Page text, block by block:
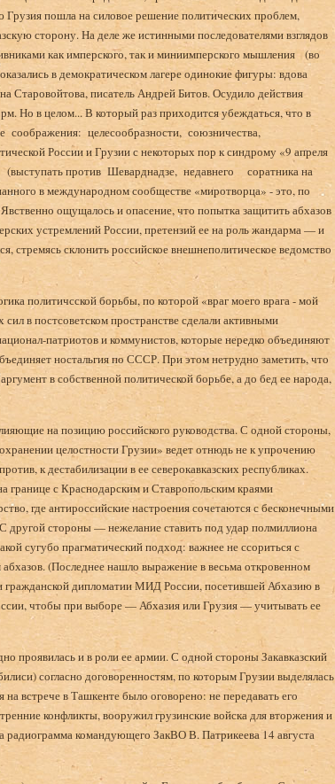
пошла на си­ловое решение политических проблем,
сторону. На деле же истин­ными последователями взглядов
как имперского, так и миниимперского мышления (во
в демократическом лагере одинокие фигуры: вдова
Старовойтова, писатель Андрей Битов. Осудило дейст­вия
Но в целом... В который раз приходится убеждаться, что в
соображения: целе­сообразности, союзничества,
России и Грузии с некоторых пор к синдрому «9 апреля
против Шеварднадзе, недавнего со­ратника на
в международном сообществе «миротворца» - это, по
ощущалось и опасение, что попытка защитить абхазов
устре­млений России, претензий ее на роль жандарма — и
стремясь склонить российское внешнеполитическое ведомство
политичсской борьбы, по которой «враг моего врага - мой
в пост­советском пространстве сделали активными
патриотов и коммунистов, которые нередко объединяют
ностальгия по СССР. При этом нетрудно заметить, что
в собственной политической борьбе, а до бед ее народа,
на позицию российского руководства. С одной стороны,
цело­стности Грузии» ведет отнюдь не к упрочению
к дестабилизации в ее северокавказских республиках.
границе с Краснодарским и Ставропольским краями
где антироссийские настроения сочетаются с бесконечными
другой стороны — нежелание ставить под удар пол­миллиона
сугубо прагматический подход: важнее не ссориться с
(Последнее нашло выражение в весьма откровенном
гражданской дипломатии МИД России, посетившей Абхазию в
чтобы при выборе — Абхазия или Грузия — учитывать ее
проявилась и в роли ее армии. С одной стороны Закавказский
со­гласно договоренностям, по которым Грузии выделялась
встрече в Ташкенте было оговорено: не передавать его
конфликты, вооружил грузинские войска для вторжения и
командующего ЗакВО В. Патрикеева 14 августа